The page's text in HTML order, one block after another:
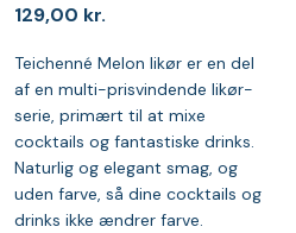
129,00 kr.
Teichenné Melon likør er en del
af en multi-prisvindende likør-
serie, primært til at mixe
cocktails og fantastiske drinks.
Naturlig og elegant smag, og
uden farve, så dine cocktails og
drinks ikke ændrer farve.